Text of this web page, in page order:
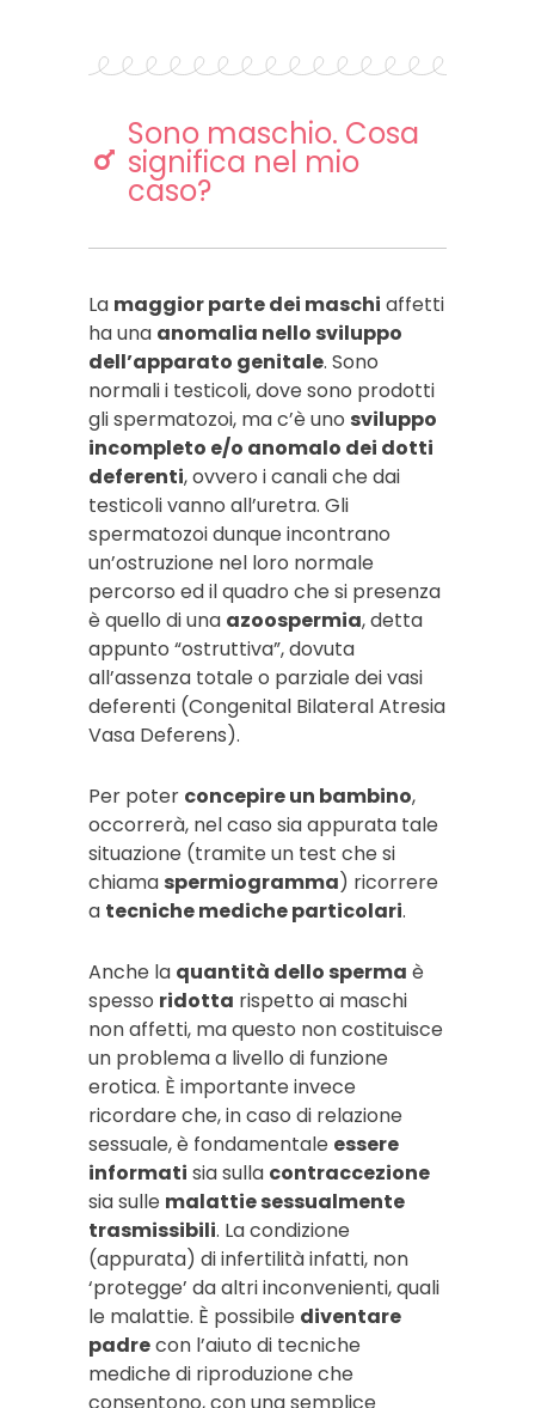
Sono maschio. Cosa
significa nel mio
caso?
La maggior parte dei maschi affetti
ha una anomalia nello sviluppo
dell’apparato genitale. Sono
normali i testicoli, dove sono prodotti
gli spermatozoi, ma c’è uno sviluppo
incompleto e/o anomalo dei dotti
deferenti, ovvero i canali che dai
testicoli vanno all’uretra. Gli
spermatozoi dunque incontrano
un’ostruzione nel loro normale
percorso ed il quadro che si presenza
è quello di una azoospermia, detta
appunto “ostruttiva”, dovuta
all’assenza totale o parziale dei vasi
deferenti (Congenital Bilateral Atresia
Vasa Deferens).
Per poter concepire un bambino,
occorrerà, nel caso sia appurata tale
situazione (tramite un test che si
chiama spermiogramma) ricorrere
a tecniche mediche particolari.
Anche la quantità dello sperma è
spesso ridotta rispetto ai maschi
non affetti, ma questo non costituisce
un problema a livello di funzione
erotica. È importante invece
ricordare che, in caso di relazione
sessuale, è fondamentale essere
informati sia sulla contraccezione
sia sulle malattie sessualmente
trasmissibili. La condizione
(appurata) di infertilità infatti, non
‘protegge’ da altri inconvenienti, quali
le malattie. È possibile diventare
padrecon l’aiuto di tecniche
mediche di riproduzione che